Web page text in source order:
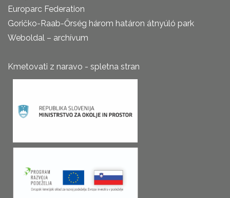
Europarc Federation
Goričko-Raab-Őrség három határon átnyúló park
Weboldal – archívum
Kmetovati z naravo - spletna stran